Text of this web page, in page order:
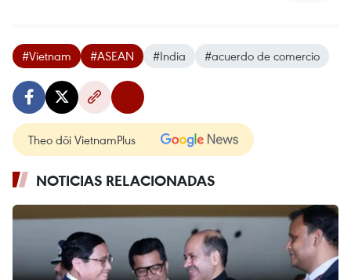
#Vietnam #ASEAN #India #acuerdo de comercio
Theo dõi VietnamPlus
NOTICIAS RELACIONADAS